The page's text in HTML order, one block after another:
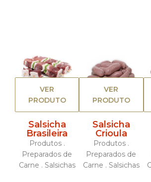
VER
PRODUTO
Salsicha
Brasileira
Produtos .
Preparados de
Carne . Salsichas
VER
PRODUTO
Salsicha
Crioula
Produtos .
Preparados de
Carne . Salsichas